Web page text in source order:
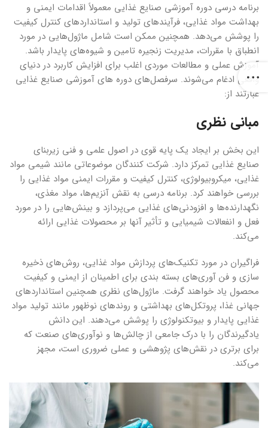
برنامه درسی دوره آموزشی صنایع غذایی معمولاً اقدامات ایمنی و
بهداشت مواد غذایی، فرآیندهای تولید و استانداردهای کنترل کیفیت
را پوشش می‌دهد. همچنین ممکن است شامل ماژول‌هایی در مورد
انطباق با مقررات، مدیریت زنجیره تامین و شیوه‌های پایدار باشد.
آموزش عملی و مطالعات موردی اغلب برای افزایش کاربرد در دنیای
واقعی ادغام می‌شوند. سرفصل‌های ‌‌دوره های آموزشی صنایع غذایی
عبارتند از:
مبانی نظری
این بخش بر ایجاد یک پایه قوی در اصول علمی و فنی زیربنای
صنایع غذایی تمرکز دارد. شرکت کنندگان موضوعاتی مانند شیمی مواد
غذایی، میکروبیولوژی، کنترل کیفیت و مقررات ایمنی مواد غذایی را
بررسی خواهند کرد. برنامه درسی به نقش آنزیم‌ها، مواد مغذی،
نگهدارنده‌ها و افزودنی‌های غذایی می‌پردازد و بینش‌هایی را در مورد
فعل و انفعالات شیمیایی و تأثیر آنها بر محصولات غذایی ارائه
می‌کند.
فراگیران در مورد تکنیک‌های پردازش مواد غذایی، روش‌های ذخیره
سازی و فن آوری‌های بسته بندی برای اطمینان از ایمنی و کیفیت
محصول یاد خواهند گرفت. ماژول‌های نظری همچنین استانداردهای
جهانی غذا، پروتکل‌های بهداشتی و روندهای نوظهور مانند تولید مواد
غذایی پایدار و بیوتکنولوژی را پوشش می‌دهند. این دانش
یادگیرندگان را با درک جامعی از چالش‌ها و نوآوری‌های صنعت که
برای برتری در نقش‌های پژوهشی و عملی ضروری است، مجهز
می‌کند.